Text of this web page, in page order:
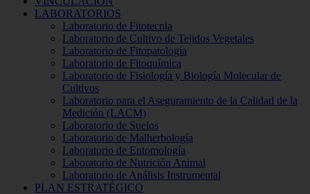
LABORATORIOS
Laboratorio de Fitotecnia
Laboratorio de Cultivo de Tejidos Vegetales
Laboratorio de Fitopatología
Laboratorio de Fitoquímica
Laboratorio de Fisiología y Biología Molecular de
Cultivos
Laboratorio para el Aseguramiento de la Calidad de la
Medición (LACM)
Laboratorio de Suelos
Laboratorio de Malherbología
Laboratorio de Entomología
Laboratorio de Nutrición Animal
Laboratorio de Análisis Instrumental
PLAN ESTRATÉGICO